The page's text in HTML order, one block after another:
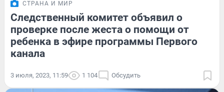
СТРАНА И МИР
Следственный комитет объявил о
проверке после жеста о помощи от
ребенка в эфире программы Первого
канала
3 июля, 2023, 11:59 1 104 Обсудить